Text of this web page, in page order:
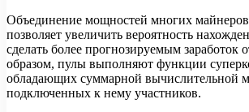
Объединение мощностей многих
позволяет увеличить вероятность
сделать более прогнозируемым заработок
образом, пулы выполняют функции
обладающих суммарной вычислительной
подключенных к нему участников.